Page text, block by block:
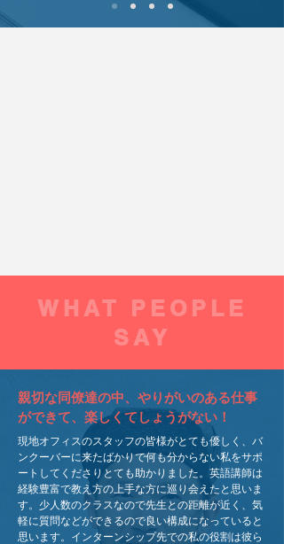
WHAT PEOPLE
SAY
親切な同僚達の中、やりがいのある仕事
ができて、楽しくてしょうがない！​
現地オフィスのスタッフの皆様がとても優しく、バ
ンクーバーに来たばかりで何も分からない私をサポ
ートしてくださりとても助かりました。英語講師は
経験豊富で教え方の上手な方に巡り会えたと思いま
す。少人数のクラスなので先生との距離が近く、気
軽に質問などができるので良い構成になっていると
思います。インターンシップ先での私の役割は彼ら